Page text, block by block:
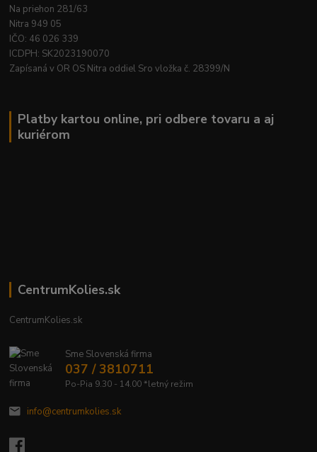
Na priehon 281/63
Nitra 949 05
IČO: 46 026 339
ICDPH: SK2023190070
Zapísaná v OR OS Nitra oddiel Sro vložka č. 28399/N
Platby kartou online, pri odbere tovaru a aj
kuriérom
CentrumKolies.sk
CentrumKolies.sk
Sme Slovenská firma
037 / 3810711
Po-Pia 9.30 - 14.00 *letný režim
info@centrumkolies.sk